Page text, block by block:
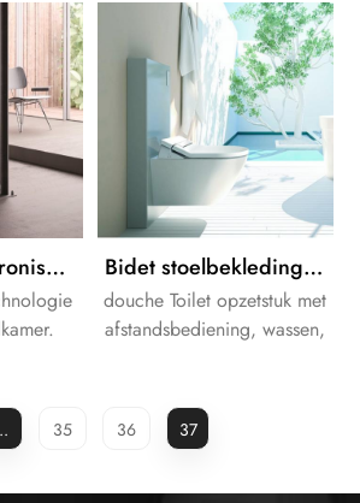
deksel heeft een "soft close"
functie.
Age Care elektronische bidetzitting voor oude man Bidet stoelbekleding voor gezonde calciumverwijdering
douche Toilet opzetstuk met
afstandsbediening, wassen,
35 36 37